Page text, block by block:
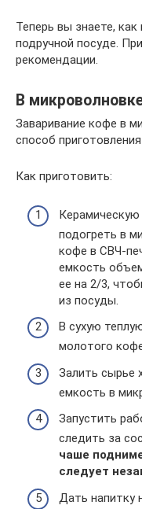
Теперь вы знаете,
подручной посуде.
рекомендации.
В
Заваривание кофе в
способ
Как приготовить:
подогреть в
кофе в СВЧ-
емкость
ее на 2/3,
из посуды.
В сухую
молотого
Залить сырье
емкость в
Запустить
следить за
чаше
следует
Дать напитку